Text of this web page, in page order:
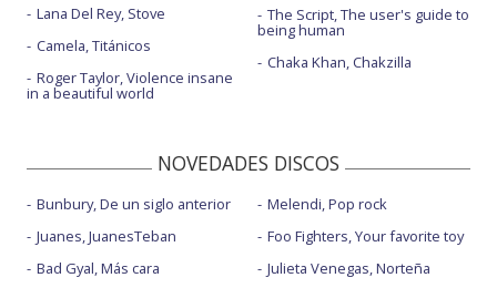
Lana Del Rey, Stove
Camela, Titánicos
Roger Taylor, Violence insane
in a beautiful world
The Script, The user's guide to
being human
Chaka Khan, Chakzilla
NOVEDADES DISCOS
Bunbury, De un siglo anterior
Juanes, JuanesTeban
Bad Gyal, Más cara
Melendi, Pop rock
Foo Fighters, Your favorite toy
Julieta Venegas, Norteña